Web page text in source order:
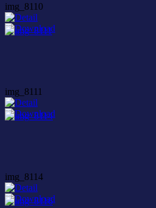
img_8110
img_8111
img_8114